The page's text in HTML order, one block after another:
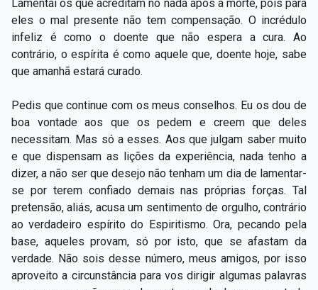
Lamentai os que acreditam no nada após a morte, pois para
eles o mal presente não tem compensação. O incrédulo
infeliz é como o doente que não espera a cura. Ao
contrário, o espírita é como aquele que, doente hoje, sabe
que amanhã estará curado.
Pedis que continue com os meus conselhos. Eu os dou de
boa vontade aos que os pedem e creem que deles
necessitam. Mas só a esses. Aos que julgam saber muito
e que dispensam as lições da experiência, nada tenho a
dizer, a não ser que desejo não tenham um dia de lamentar-
se por terem confiado demais nas próprias forças. Tal
pretensão, aliás, acusa um sentimento de orgulho, contrário
ao verdadeiro espírito do Espiritismo. Ora, pecando pela
base, aqueles provam, só por isto, que se afastam da
verdade. Não sois desse número, meus amigos, por isso
aproveito a circunstância para vos dirigir algumas palavras